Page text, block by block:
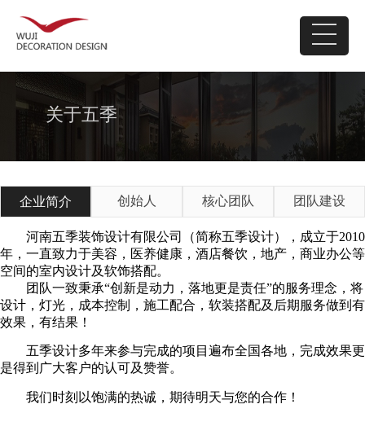
关于五季
企业简介 创始人 核心团队 团队建设
河南五季装饰设计有限公司（简称五季设计），成立于2010
年，一直致力于美容，医养健康，酒店餐饮，地产，商业办公等
空间的室内设计及软饰搭配。
团队一致秉承“创新是动力，落地更是责任”的服务理念，将
设计，灯光，成本控制，施工配合，软装搭配及后期服务做到有
效果，有结果！
五季设计多年来参与完成的项目遍布全国各地，完成效果更
是得到广大客户的认可及赞誉。
我们时刻以饱满的热诚，期待明天与您的合作！